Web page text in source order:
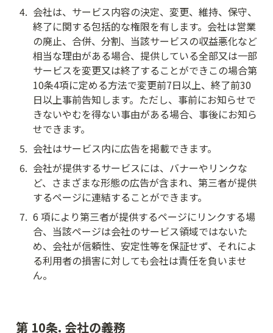
4. 会社は、サービス内容の決定、変更、維持、保守、
終了に関する包括的な権限を有します。会社は営業
の廃止、合併、分割、当該サービスの収益悪化など
相当な理由がある場合、提供している全部又は一部
サービスを変更又は終了することができこの場合第
10条4項に定める方法で変更前7日以上、終了前30
日以上事前告知します。ただし、事前にお知らせで
きないやむを得ない事由がある場合、事後にお知ら
せできます。
5. 会社はサービス内に広告を掲載できます。
6. 会社が提供するサービスには、バナーやリンクな
ど、さまざまな形態の広告が含まれ、第三者が提供
するページに連結することができます。
7. 6 項により第三者が提供するページにリンクする場
合、当該ページは会社のサービス領域ではないた
め、会社が信頼性、安定性等を保証せず、それによ
る利用者の損害に対しても会社は責任を負いませ
ん。
第 10条. 会社の義務